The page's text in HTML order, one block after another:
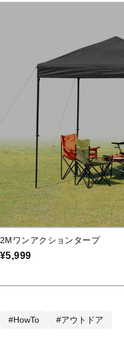
2Mワンアクションタープ
¥5,999
#HowTo #アウトドア